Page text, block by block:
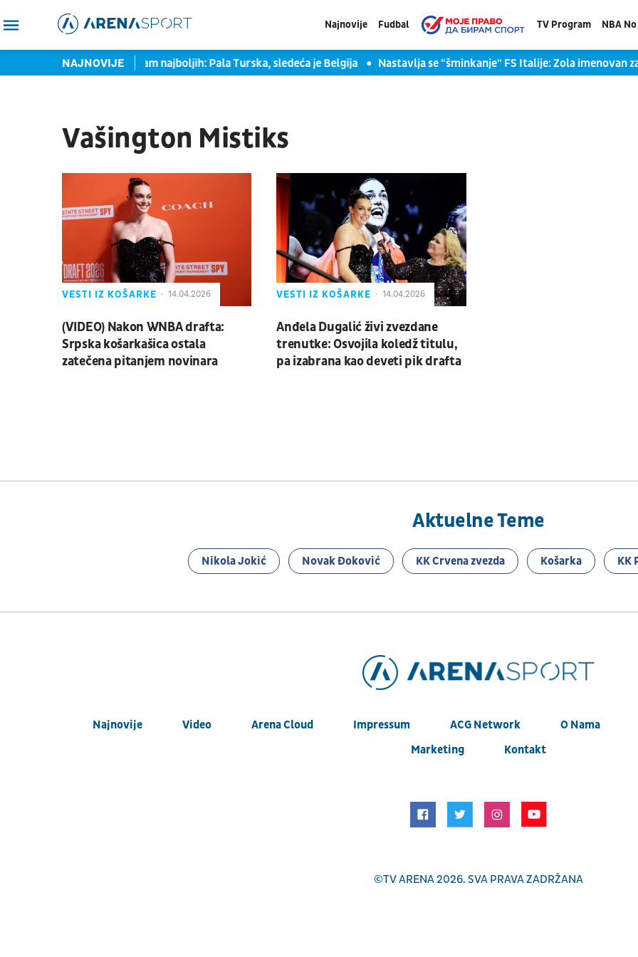
Najnovije Fudbal TV Program NBA
NAJNOVIJE
Srbija među osam najboljih: Pala Turska, sledeća je Belgija Nastavlja se "šminkanje" FS Italije: Zola imenovan
Vašington Mistiks
VESTI IZ KOŠARKE 14.04.2026
(VIDEO) Nakon WNBA drafta:
Srpska košarkašica ostala
zatečena pitanjem novinara
VESTI IZ KOŠARKE 14.04.2026
Anđela Dugalić živi zvezdane
trenutke: Osvojila koledž titulu,
pa izabrana kao deveti pik drafta
Aktuelne Teme
Nikola Jokić Novak Đoković KK Crvena zvezda Košarka KK
Najnovije Video Arena Cloud Impressum ACG Network O Nama
Marketing
Kontakt
©TV ARENA2026. SVA PRAVA ZADRŽANA